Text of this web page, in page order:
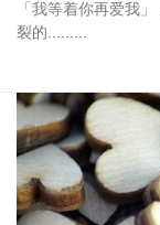
「我等着你再爱我
裂的.........